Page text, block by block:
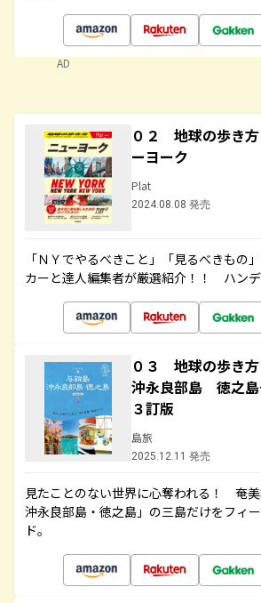
AD
０２ 地球の歩き
ーヨーク
Plat
2024.08.08 発売
「ＮＹでやるべきこと」「見るべきもの
カーと達人編集者が厳選紹介！！ ハンデ
０３ 地球の歩き
沖永良部島 徳之
３訂版
島旅
2025.12.11 発売
見たことのない世界に心奪われる！ 奄美
沖永良部島・徳之島」の三島だけをフィ
ド。